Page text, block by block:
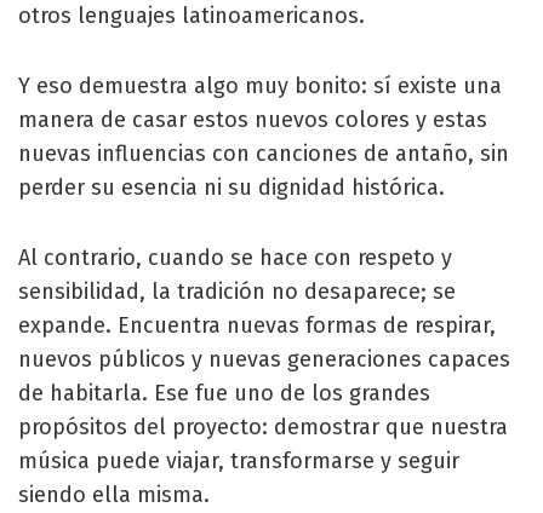
otros lenguajes latinoamericanos.
Y eso demuestra algo muy bonito: sí existe una
manera de casar estos nuevos colores y estas
nuevas influencias con canciones de antaño, sin
perder su esencia ni su dignidad histórica.
Al contrario, cuando se hace con respeto y
sensibilidad, la tradición no desaparece; se
expande. Encuentra nuevas formas de respirar,
nuevos públicos y nuevas generaciones capaces
de habitarla. Ese fue uno de los grandes
propósitos del proyecto: demostrar que nuestra
música puede viajar, transformarse y seguir
siendo ella misma.